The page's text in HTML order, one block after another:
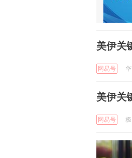
美伊关
网易号
美伊关
网易号